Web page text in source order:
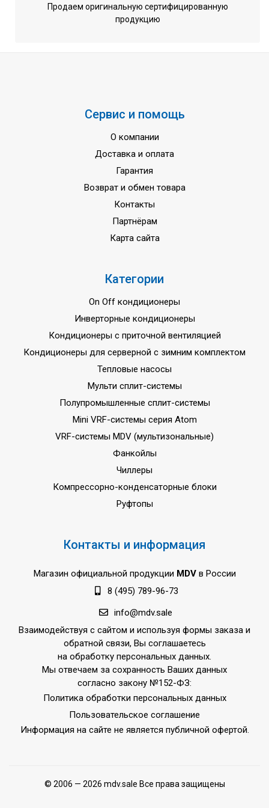
Операционный вес, кг
Продаем оригинальную сертифицированную
продукцию
Сервис и помощь
О компании
Доставка и оплата
Гарантия
Возврат и обмен товара
Контакты
Партнёрам
Карта сайта
Категории
On Off кондиционеры
Инверторные кондиционеры
Кондиционеры с приточной вентиляцией
Кондиционеры для серверной с зимним комплектом
Тепловые насосы
Мульти сплит-системы
Полупромышленные сплит-системы
Mini VRF-системы серия Atom
VRF-системы MDV (мультизональные)
Фанкойлы
Чиллеры
Компрессорно-конденсаторные блоки
Руфтопы
Контакты и информация
Магазин официальной продукции MDVв России
8 (495) 789-96-73
info@mdv.sale
Взаимодействуя с сайтом и используя формы заказа и
обратной связи, Вы соглашаетесь
на обработку персональных данных.
Мы отвечаем за сохранность Ваших данных
согласно закону №152-ФЗ:
Политика обработки персональных данных
Пользовательское соглашение
Информация на сайте не является публичной офертой.
© 2006 — 2026 mdv.sale Все права защищены